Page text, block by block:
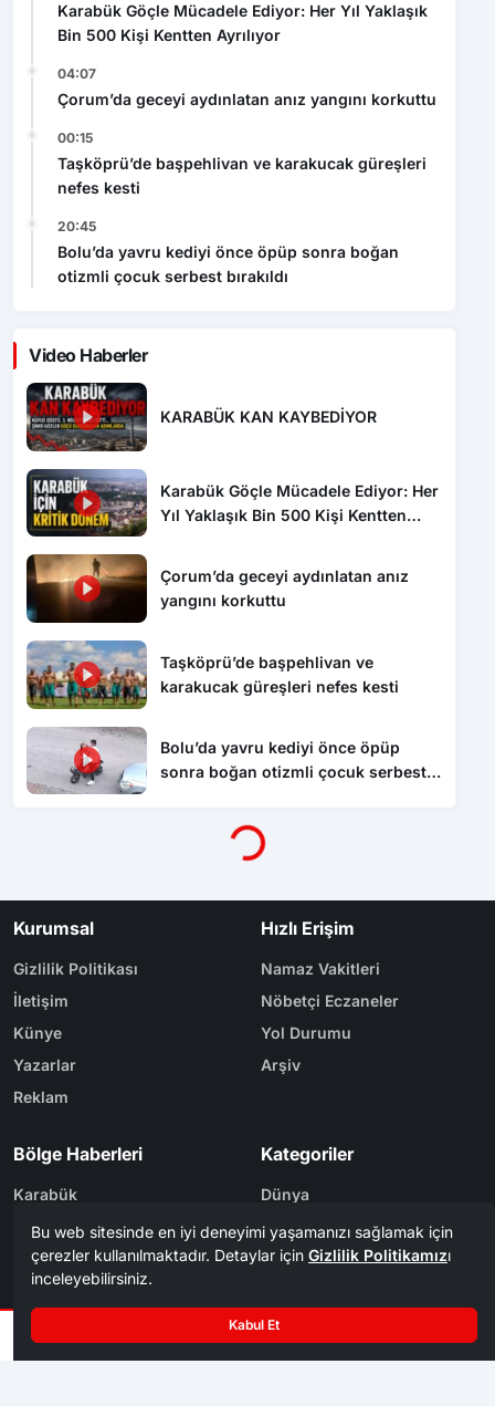
Karabük Göçle Mücadele Ediyor: Her Yıl Yaklaşık
Bin 500 Kişi Kentten Ayrılıyor
04:07
Çorum’da geceyi aydınlatan anız yangını korkuttu
00:15
Taşköprü’de başpehlivan ve karakucak güreşleri
nefes kesti
20:45
Bolu’da yavru kediyi önce öpüp sonra boğan
otizmli çocuk serbest bırakıldı
Video Haberler
KARABÜK KAN KAYBEDİYOR
Karabük Göçle Mücadele Ediyor: Her
Yıl Yaklaşık Bin 500 Kişi Kentten
Çorum’da geceyi aydınlatan anız
yangını korkuttu
Taşköprü’de başpehlivan ve
karakucak güreşleri nefes kesti
Bolu’da yavru kediyi önce öpüp
sonra boğan otizmli çocuk serbest
Yükleniyor...
Kurumsal
Gizlilik Politikası
İletişim
Künye
Yazarlar
Reklam
Hızlı Erişim
Namaz Vakitleri
Nöbetçi Eczaneler
Yol Durumu
Arşiv
Bölge Haberleri
Karabük
Safranbolu
Kastamonu
Bolu
Kategoriler
Dünya
Eğitim
Ekonomi
Spor